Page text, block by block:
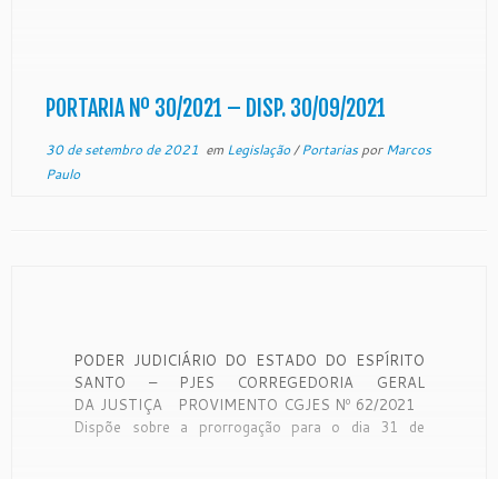
da […]
PORTARIA Nº 30/2021 – DISP. 30/09/2021
30 de setembro de 2021 em Legislação/PortariasporMarcos
Paulo
PODER JUDICIÁRIO DO ESTADO DO ESPÍRITO
SANTO – PJES CORREGEDORIA GERAL
DA JUSTIÇA PROVIMENTO CGJES Nº 62/2021
Dispõe sobre a prorrogação para o dia 31 de